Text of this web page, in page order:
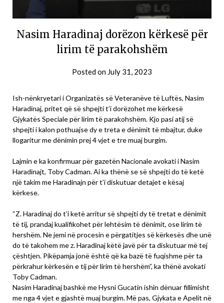
Nasim Haradinaj dorëzon kërkesë për
lirim të parakohshëm
Posted on July 31, 2023
Ish-nënkryetari i Organizatës së Veteranëve të Luftës, Nasim
Haradinaj, pritet që së shpejti t’i dorëzohet me kërkesë
Gjykatës Speciale për lirim të parakohshëm. Kjo pasi atij së
shpejti i kalon pothuajse dy e treta e dënimit të mbajtur, duke
llogaritur me dënimin prej 4 vjet e tre muaj burgim.
Lajmin e ka konfirmuar për gazetën Nacionale avokati i Nasim
Haradinajt, Toby Cadman. Ai ka thënë se së shpejti do të ketë
një takim me Haradinajn për t’i diskutuar detajet e kësaj
kërkese.
“Z. Haradinaj do t’i ketë arritur së shpejti dy të tretat e dënimit
të tij, prandaj kualifikohet për lehtësim të dënimit, ose lirim të
hershëm. Ne jemi në procesin e përgatitjes së kërkesës dhe unë
do të takohem me z. Haradinaj këtë javë për ta diskutuar më tej
çështjen. Pikëpamja jonë është që ka bazë të fuqishme për ta
përkrahur kërkesën e tij për lirim të hershëm”, ka thënë avokati
Toby Cadman.
Nasim Haradinaj bashkë me Hysni Gucatin ishin dënuar fillimisht
me nga 4 vjet e gjashtë muaj burgim. Më pas, Gjykata e Apelit në